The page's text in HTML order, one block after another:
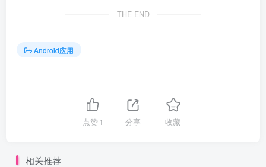
THE END
Android应用
点赞1 分享 收藏
相关推荐